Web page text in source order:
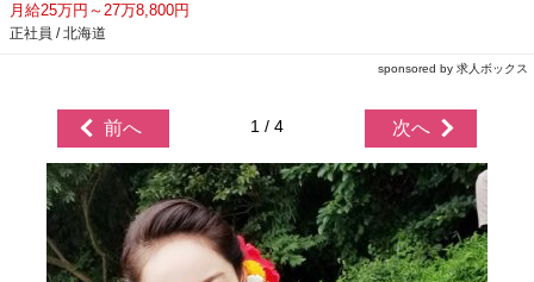
月給25万円～27万8,800円
正社員 / 北海道
sponsored by 求人ボックス
前へ 1 / 4 次へ